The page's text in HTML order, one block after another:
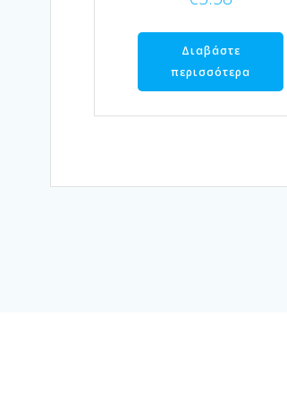
Διαβάστε
περισσότερα